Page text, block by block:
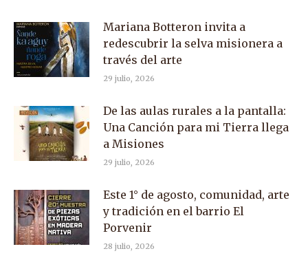
Mariana Botteron invita a
redescubrir la selva misionera a
través del arte
29 julio, 2026
De las aulas rurales a la pantalla:
Una Canción para mi Tierra llega
a Misiones
29 julio, 2026
Este 1° de agosto, comunidad, arte
y tradición en el barrio El
Porvenir
28 julio, 2026